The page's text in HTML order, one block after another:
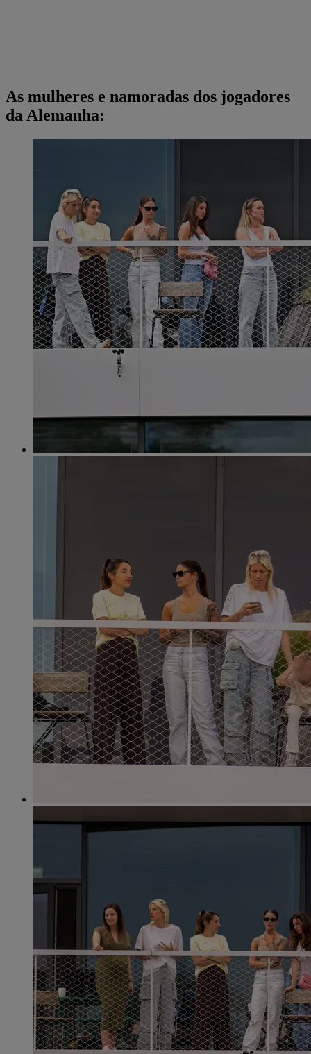
As mulheres e namoradas dos jogadores
da Alemanha: